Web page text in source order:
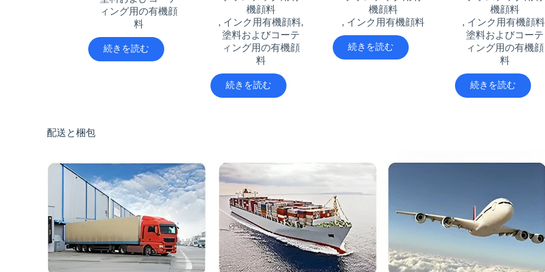
ィング用の有機顔
料
続きを読む
機顔料
, インク用有機顔料,
塗料およびコーテ
ィング用の有機顔
料
続きを読む
機顔料
, インク用有機顔料
続きを読む
機顔料
, インク用有機顔料
塗料およびコーテ
ィング用の有機顔
料
続きを読む
配送と梱包